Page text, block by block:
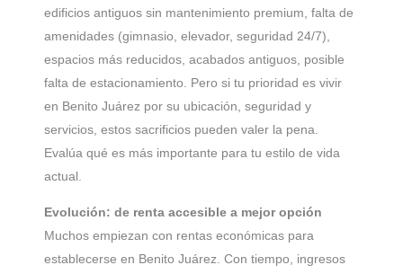
edificios antiguos sin mantenimiento premium, falta de
amenidades (gimnasio, elevador, seguridad 24/7),
espacios más reducidos, acabados antiguos, posible
falta de estacionamiento. Pero si tu prioridad es vivir
en Benito Juárez por su ubicación, seguridad y
servicios, estos sacrificios pueden valer la pena.
Evalúa qué es más importante para tu estilo de vida
actual.
Evolución: de renta accesible a mejor opción
Muchos empiezan con rentas económicas para
establecerse en Benito Juárez. Con tiempo, ingresos